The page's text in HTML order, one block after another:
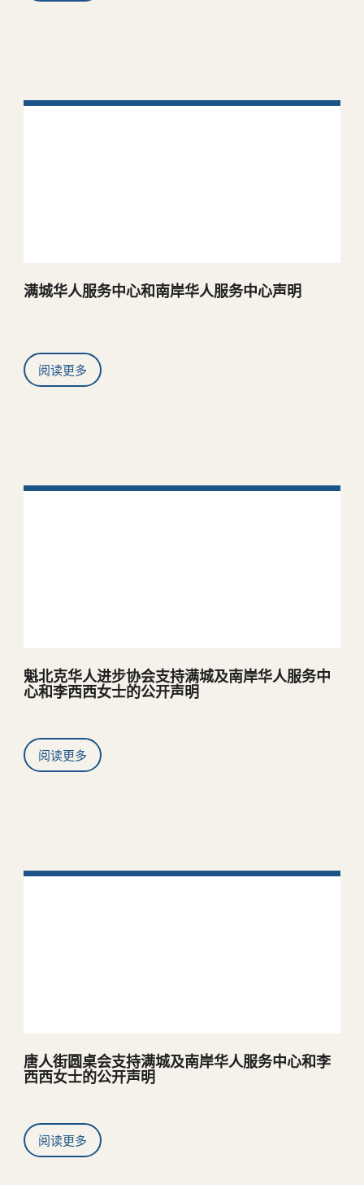
满城华人服务中心和南岸华人服务中心声明
阅读更多
魁北克华人进步协会支持满城及南岸华人服务中
心和李西西女士的公开声明
阅读更多
唐人街圆桌会支持满城及南岸华人服务中心和李
西西女士的公开声明
阅读更多